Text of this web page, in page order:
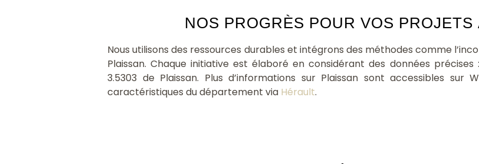
NOS PROGRÈS POUR VOS
Nous utilisons des ressources durables et intégrons des méthodes comme
Plaissan. Chaque initiative est élaboré en considérant des données
3.5303 de Plaissan. Plus d’informations sur Plaissan sont accessibles sur
caractéristiques du département via Hérault.